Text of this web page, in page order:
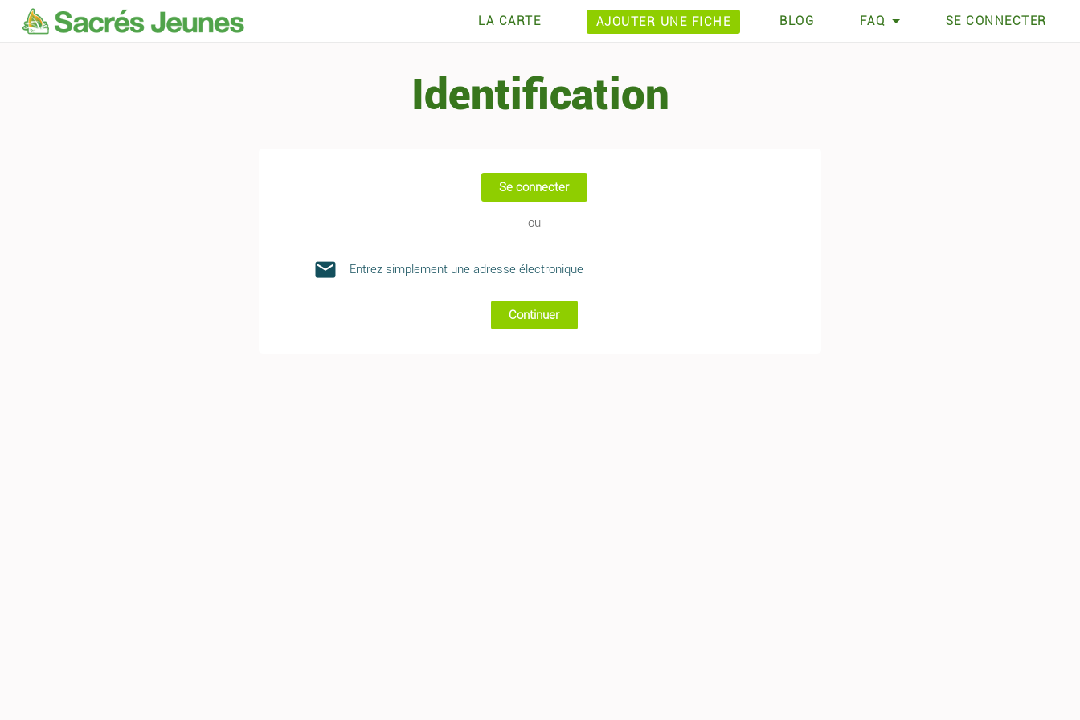
LA CARTE AJOUTER UNE FICHE BLOG FAQ SE CONNECTER
Identification
Se connecter
ou
Continuer